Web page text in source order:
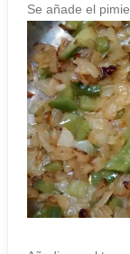
Se añade el